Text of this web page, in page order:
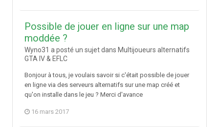
Possible de jouer en ligne sur une map
moddée ?
Wyno31 a posté un sujet dans Multijoueurs alternatifs
GTA IV & EFLC
Bonjour à tous, je voulais savoir si c'était possible de jouer
en ligne via des serveurs alternatifs sur une map créé et
qu'on installe dans le jeu ? Merci d'avance
16 mars 2017